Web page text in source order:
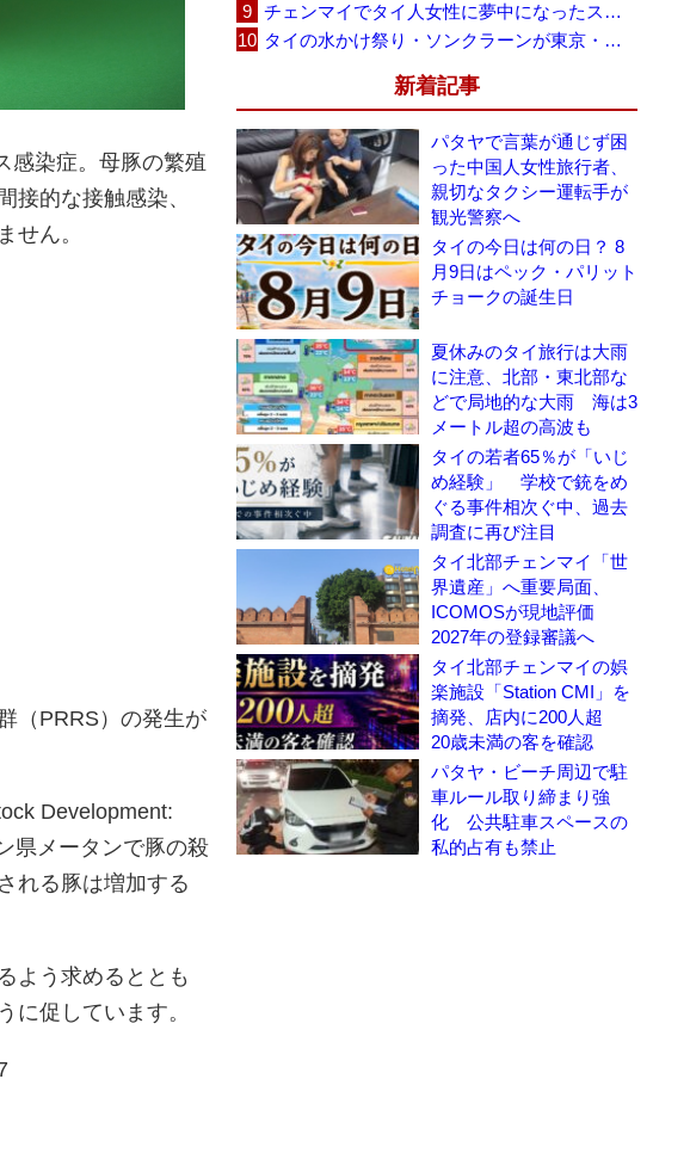
感染症。母豚の繁殖
接的な接触感染、
せん。
（PRRS）の発生が
Development:
県メータンで豚の殺
れる豚は増加する
よう求めるととも
に促しています。
チェンマイでタイ人女性に夢中になったスウェーデン人男性、全財産を失い捨てられる
タイの水かけ祭り・ソンクラーンが東京・豊洲に、「BUBBLE SONGKRAN FESTIVAL 2026」8月1日から5日間
新着記事
パタヤで言葉が通じず困
った中国人女性旅行者、
親切なタクシー運転手が
観光警察へ
タイの今日は何の日？ 8
月9日はペック・パリット
チョークの誕生日
夏休みのタイ旅行は大雨
に注意、北部・東北部な
どで局地的な大雨 海は3
メートル超の高波も
タイの若者65％が「いじ
め経験」 学校で銃をめ
ぐる事件相次ぐ中、過去
調査に再び注目
タイ北部チェンマイ「世
界遺産」へ重要局面、
ICOMOSが現地評価
2027年の登録審議へ
タイ北部チェンマイの娯
楽施設「Station CMI」を
摘発、店内に200人超
20歳未満の客を確認
パタヤ・ビーチ周辺で駐
車ルール取り締まり強
化 公共駐車スペースの
私的占有も禁止